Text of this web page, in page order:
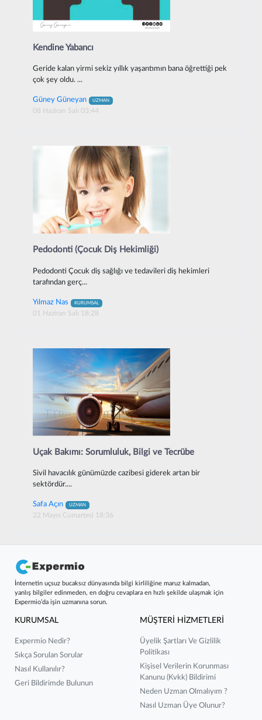
Kendine Yabancı
Geride kalan yirmi sekiz yıllık yaşantımın bana öğrettiği pek
çok şey oldu. ...
Güney Güneyan UZMAN
08 Haziran Salı 03:44
Pedodonti (Çocuk Diş Hekimliği)
Pedodonti Çocuk diş sağlığı ve tedavileri diş hekimleri
tarafından gerç...
Yılmaz Nas KURUMSAL
01 Haziran Salı 18:28
Uçak Bakımı: Sorumluluk, Bilgi ve Tecrübe
Sivil havacılık günümüzde cazibesi giderek artan bir
sektördür....
Safa Açın UZMAN
22 Mayıs Cumartesi 18:36
İnternetin uçsuz bucaksız dünyasında bilgi kirliliğine maruz kalmadan,
yanlış bilgiler edinmeden, en doğru cevaplara en hızlı şekilde ulaşmak için
Expermio’da işin uzmanına sorun.
KURUMSAL
Expermio Nedir?
Sıkça Sorulan Sorular
Nasıl Kullanılır?
Geri Bildirimde Bulunun
MÜŞTERİ HİZMETLERİ
Üyelik Şartları Ve Gizlilik
Politikası
Kişisel Verilerin Korunması
Kanunu (kvkk) Bildirimi
Neden Uzman Olmalıyım ?
Nasıl Uzman Üye Olunur?